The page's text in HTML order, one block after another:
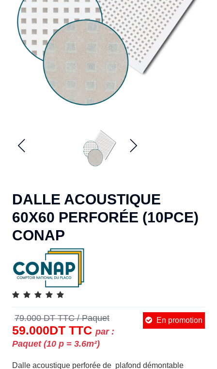
DALLE ACOUSTIQUE
60X60 PERFORÉE (10PCE)
CONAP
En promotion
79.000DT TTC/ Paquet
59.000DT TTC par :
Paquet (10 p = 3.6m²)
Dalle acoustique perforée de plafond démontable